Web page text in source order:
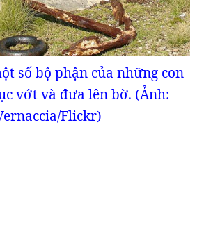
số bộ phận của những con
vớt và đưa lên bờ. (Ảnh:
Flickr)